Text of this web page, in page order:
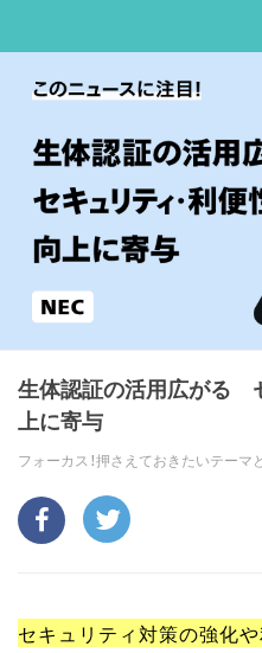
生体認証の活用広がる
上に寄与
フォーカス！押さえておきたいテーマ
セキュリティ対策の強化